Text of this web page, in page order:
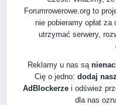
Forumrowerowe.org to
nie pobieramy opłat
utrzymać serwery,
Reklamy u nas są
Cię o jedno: dodaj
AdBlockerze i odśwież
dla nas